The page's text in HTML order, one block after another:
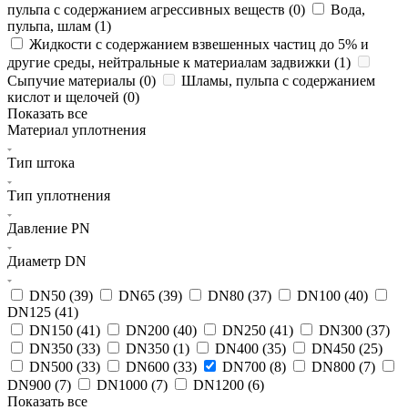
пульпа с содержанием агрессивных веществ (0)
Вода,
пульпа, шлам (1)
Жидкости с содержанием взвешенных частиц до 5% и
другие среды, нейтральные к материалам задвижки (1)
Сыпучие материалы (0)
Шламы, пульпа с содержанием
кислот и щелочей (0)
Показать все
Материал уплотнения
Тип штока
Тип уплотнения
Давление PN
Диаметр DN
DN50 (39) DN65 (39) DN80 (37) DN100 (40)
DN125 (41)
DN150 (41) DN200 (40) DN250 (41) DN300 (37)
DN350 (33) DN350 (1) DN400 (35) DN450 (25)
DN500 (33) DN600 (33) DN700 (8) DN800 (7)
DN900 (7) DN1000 (7) DN1200 (6)
Показать все